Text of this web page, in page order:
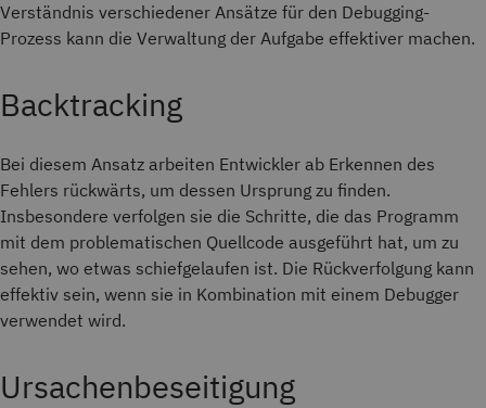
Verständnis verschiedener Ansätze für den Debugging-
Prozess kann die Verwaltung der Aufgabe effektiver machen.
Backtracking
Bei diesem Ansatz arbeiten Entwickler ab Erkennen des
Fehlers rückwärts, um dessen Ursprung zu finden.
Insbesondere verfolgen sie die Schritte, die das Programm
mit dem problematischen Quellcode ausgeführt hat, um zu
sehen, wo etwas schiefgelaufen ist. Die Rückverfolgung kann
effektiv sein, wenn sie in Kombination mit einem Debugger
verwendet wird.
Ursachenbeseitigung